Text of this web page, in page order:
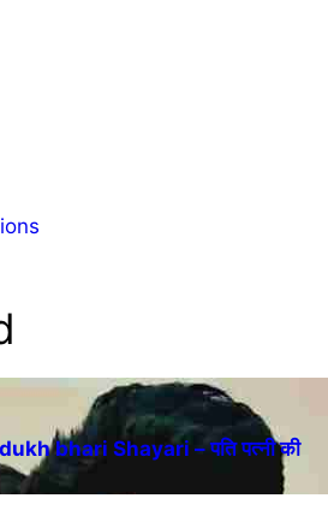
bhari Shayari – पति पत्नी की